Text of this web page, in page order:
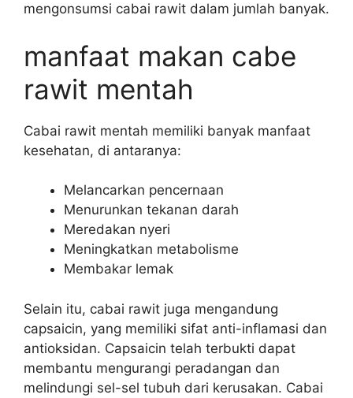
mengonsumsi cabai rawit dalam jumlah banyak.
manfaat makan cabe
rawit mentah
Cabai rawit mentah memiliki banyak manfaat
kesehatan, di antaranya:
Melancarkan pencernaan
Menurunkan tekanan darah
Meredakan nyeri
Meningkatkan metabolisme
Membakar lemak
Selain itu, cabai rawit juga mengandung
capsaicin, yang memiliki sifat anti-inflamasi dan
antioksidan. Capsaicin telah terbukti dapat
membantu mengurangi peradangan dan
melindungi sel-sel tubuh dari kerusakan. Cabai